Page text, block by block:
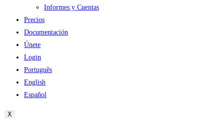
Informes y Cuentas
Precios
Documentación
Únete
Login
Português
English
Español
X